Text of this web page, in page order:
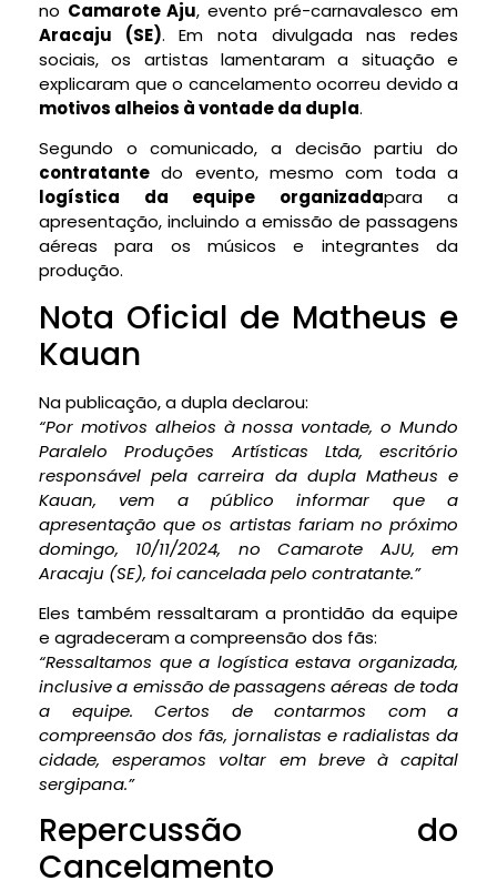
no Camarote Aju, evento pré-carnavalesco em
Aracaju (SE). Em nota divulgada nas redes
sociais, os artistas lamentaram a situação e
explicaram que o cancelamento ocorreu devido a
motivos alheios à vontade da dupla.
Segundo o comunicado, a decisão partiu do
contratante do evento, mesmo com toda a
logística da equipe organizadapara a
apresentação, incluindo a emissão de passagens
aéreas para os músicos e integrantes da
produção.
Nota Oficial de Matheus e
Kauan
Na publicação, a dupla declarou:
“Por motivos alheios à nossa vontade, o Mundo
Paralelo Produções Artísticas Ltda, escritório
responsável pela carreira da dupla Matheus e
Kauan, vem a público informar que a
apresentação que os artistas fariam no próximo
domingo, 10/11/2024, no Camarote AJU, em
Aracaju (SE), foi cancelada pelo contratante.”
Eles também ressaltaram a prontidão da equipe
e agradeceram a compreensão dos fãs:
“Ressaltamos que a logística estava organizada,
inclusive a emissão de passagens aéreas de toda
a equipe. Certos de contarmos com a
compreensão dos fãs, jornalistas e radialistas da
cidade, esperamos voltar em breve à capital
sergipana.”
Repercussão do
Cancelamento